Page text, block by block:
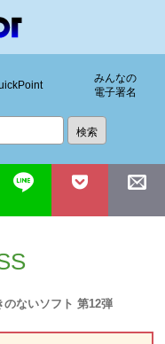
みんなの
電子署名
のないソフト 第12弾